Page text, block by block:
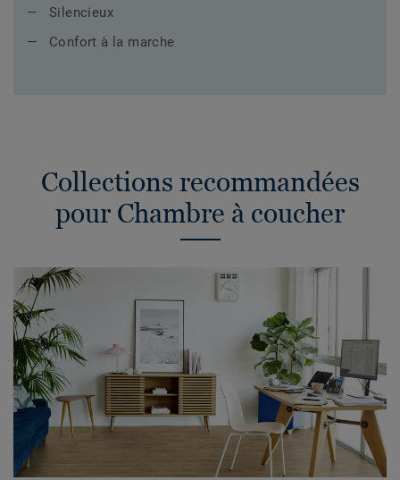
Silencieux
Confort à la marche
Collections recommandées
pour Chambre à coucher